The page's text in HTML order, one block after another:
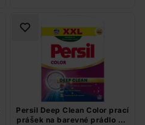
Persil Deep Clean Color prací
prášek na barevné prádlo 60